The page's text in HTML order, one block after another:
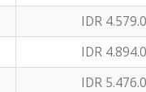
IDR
IDR
IDR